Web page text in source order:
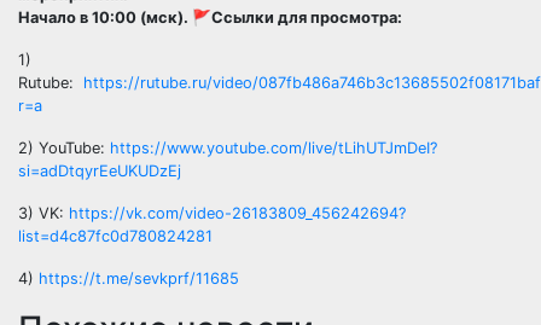
Начало в 10:00 (мск). 🚩Ссылки для просмотра:
1)
Rutube: https://rutube.ru/video/
r=a
2) YouTube: https://www.youtube.com/live/tLihUTJmDeI?
si=adDtqyrEeUKUDzEj
3) VK: https://vk.com/video-26183809_456242694?
list=d4c87fc0d780824281
4) https://t.me/sevkprf/11685